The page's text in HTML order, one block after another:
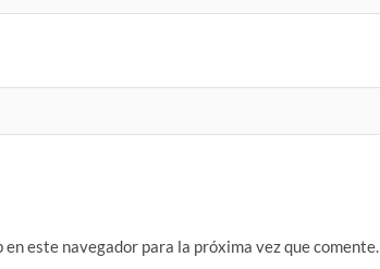
este navegador para la próxima vez que comente.